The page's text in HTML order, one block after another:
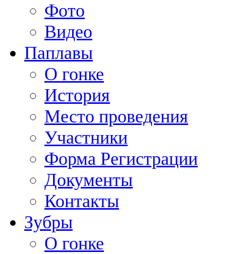
Фото
Видео
Паплавы
О гонке
История
Место проведения
Участники
Форма Регистрации
Документы
Контакты
Зубры
О гонке